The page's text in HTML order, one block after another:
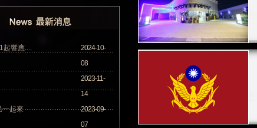
起響應....
2024-10-
08
2023-11-
14
一起來
2023-09-
07